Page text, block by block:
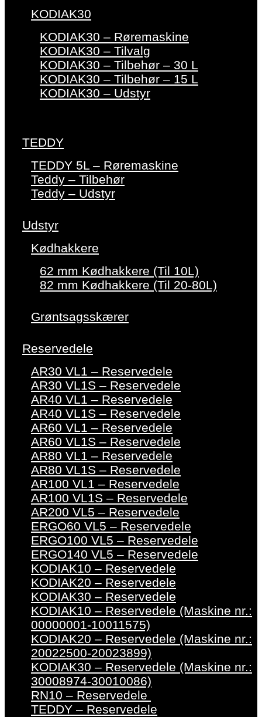
KODIAK30
KODIAK30 – Røremaskine
KODIAK30 – Tilvalg
KODIAK30 – Tilbehør – 30 L
KODIAK30 – Tilbehør – 15 L
KODIAK30 – Udstyr
TEDDY
TEDDY 5L – Røremaskine
Teddy – Tilbehør
Teddy – Udstyr
Udstyr
Kødhakkere
62 mm Kødhakkere (Til 10L)
82 mm Kødhakkere (Til 20-80L)
Grøntsagsskærer
Reservedele
AR30 VL1 – Reservedele
AR30 VL1S – Reservedele
AR40 VL1 – Reservedele
AR40 VL1S – Reservedele
AR60 VL1 – Reservedele
AR60 VL1S – Reservedele
AR80 VL1 – Reservedele
AR80 VL1S – Reservedele
AR100 VL1 – Reservedele
AR100 VL1S – Reservedele
AR200 VL5 – Reservedele
ERGO60 VL5 – Reservedele
ERGO100 VL5 – Reservedele
ERGO140 VL5 – Reservedele
KODIAK10 – Reservedele
KODIAK20 – Reservedele
KODIAK30 – Reservedele
KODIAK10 – Reservedele (Maskine nr.:
00000001-10011575)
KODIAK20 – Reservedele (Maskine nr.:
20022500-20023899)
KODIAK30 – Reservedele (Maskine nr.:
30008974-30010086)
RN10 – Reservedele
TEDDY – Reservedele